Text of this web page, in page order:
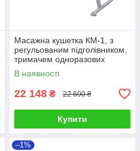
Масажна кушетка КМ-1, з
регульованим підголівником,
тримачем одноразових
простирадл
В наявності
22 148 ₴ 22 600 ₴
Купити
–1%